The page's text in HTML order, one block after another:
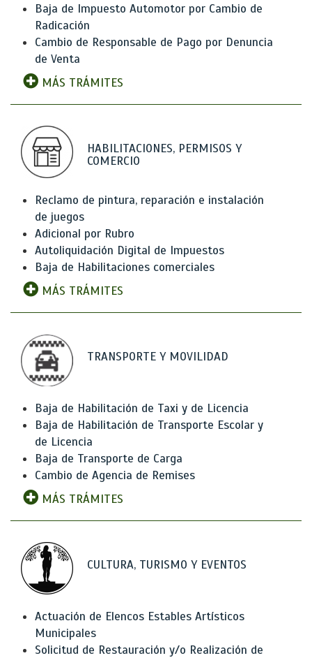
Baja de Impuesto Automotor por Cambio de
Radicación
Cambio de Responsable de Pago por Denuncia
de Venta
MÁS TRÁMITES
HABILITACIONES, PERMISOS Y
COMERCIO
Reclamo de pintura, reparación e instalación
de juegos
Adicional por Rubro
Autoliquidación Digital de Impuestos
Baja de Habilitaciones comerciales
MÁS TRÁMITES
TRANSPORTE Y MOVILIDAD
Baja de Habilitación de Taxi y de Licencia
Baja de Habilitación de Transporte Escolar y
de Licencia
Baja de Transporte de Carga
Cambio de Agencia de Remises
MÁS TRÁMITES
CULTURA, TURISMO Y EVENTOS
Actuación de Elencos Estables Artísticos
Municipales
Solicitud de Restauración y/o Realización de